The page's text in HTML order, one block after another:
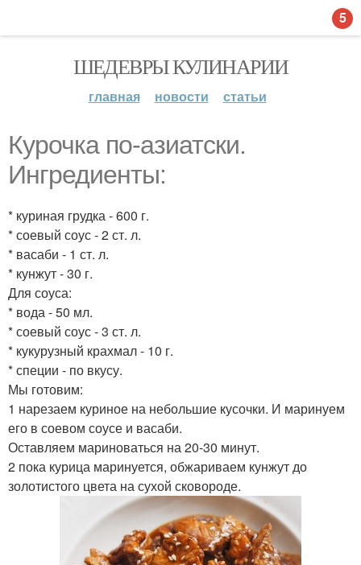
ШЕДЕВРЫ КУЛИНАРИИ
главная новости статьи
Курочка по-азиатски.
Ингредиенты:
* куриная грудка - 600 г.
* соевый соус - 2 ст. л.
* васаби - 1 ст. л.
* кунжут - 30 г.
Для соуса:
* вода - 50 мл.
* соевый соус - 3 ст. л.
* кукурузный крахмал - 10 г.
* специи - по вкусу.
Мы готовим:
1 нарезаем куриное на небольшие кусочки. И маринуем
его в соевом соусе и васаби.
Оставляем мариноваться на 20-30 минут.
2 пока курица маринуется, обжариваем кунжут до
золотистого цвета на сухой сковороде.
5